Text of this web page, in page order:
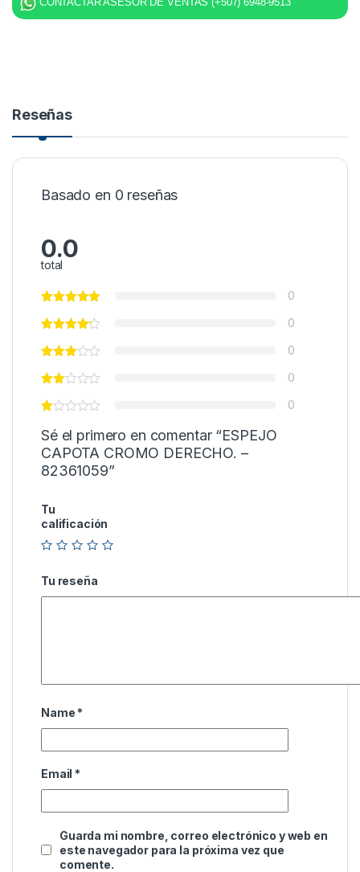
Reseñas
Basado en 0 reseñas
0.0
total
0
0
0
0
0
Sé el primero en comentar “ESPEJO
CAPOTA CROMO DERECHO. –
82361059”
Tu
calificación
Tu reseña
Name *
Email *
Guarda mi nombre, correo electrónico y web en
este navegador para la próxima vez que
comente.